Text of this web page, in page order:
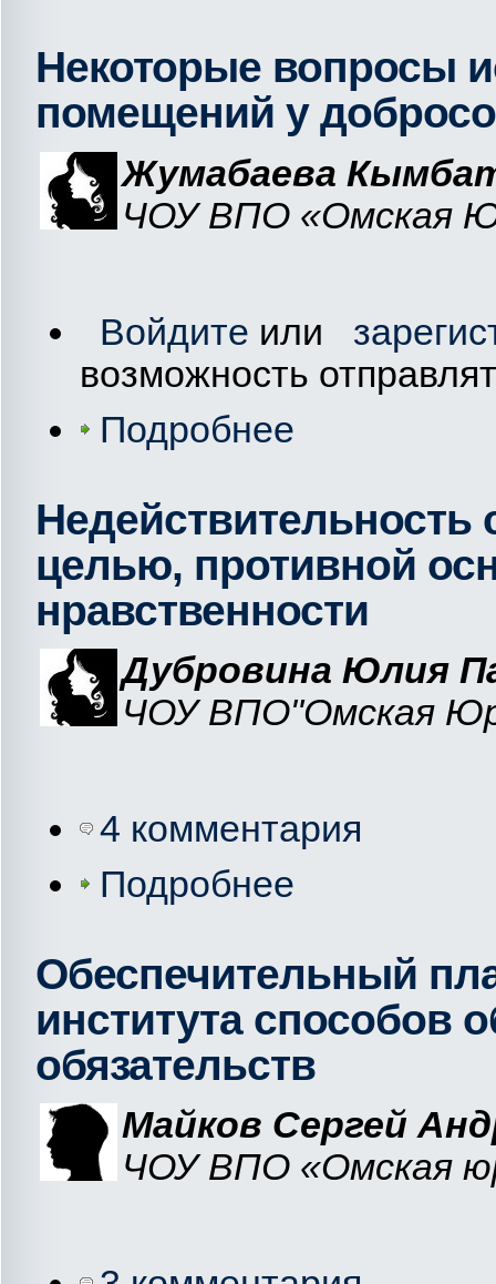
Некоторые вопросы
помещений у
Жумабаева
ЧОУ ВПО «Омская
Войдите или
возможность
Подробнее
целью, противной
нравственности
Дубровина Юлия
ЧОУ ВПО"Омская
4 комментария
Подробнее
Обеспечительный
института способов
обязательств
Майков Сергей
ЧОУ ВПО «Омская